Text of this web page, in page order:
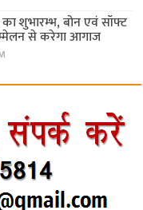
शुभारम्भ, बोन एवं सॉफ्ट
से करेगा आगाज